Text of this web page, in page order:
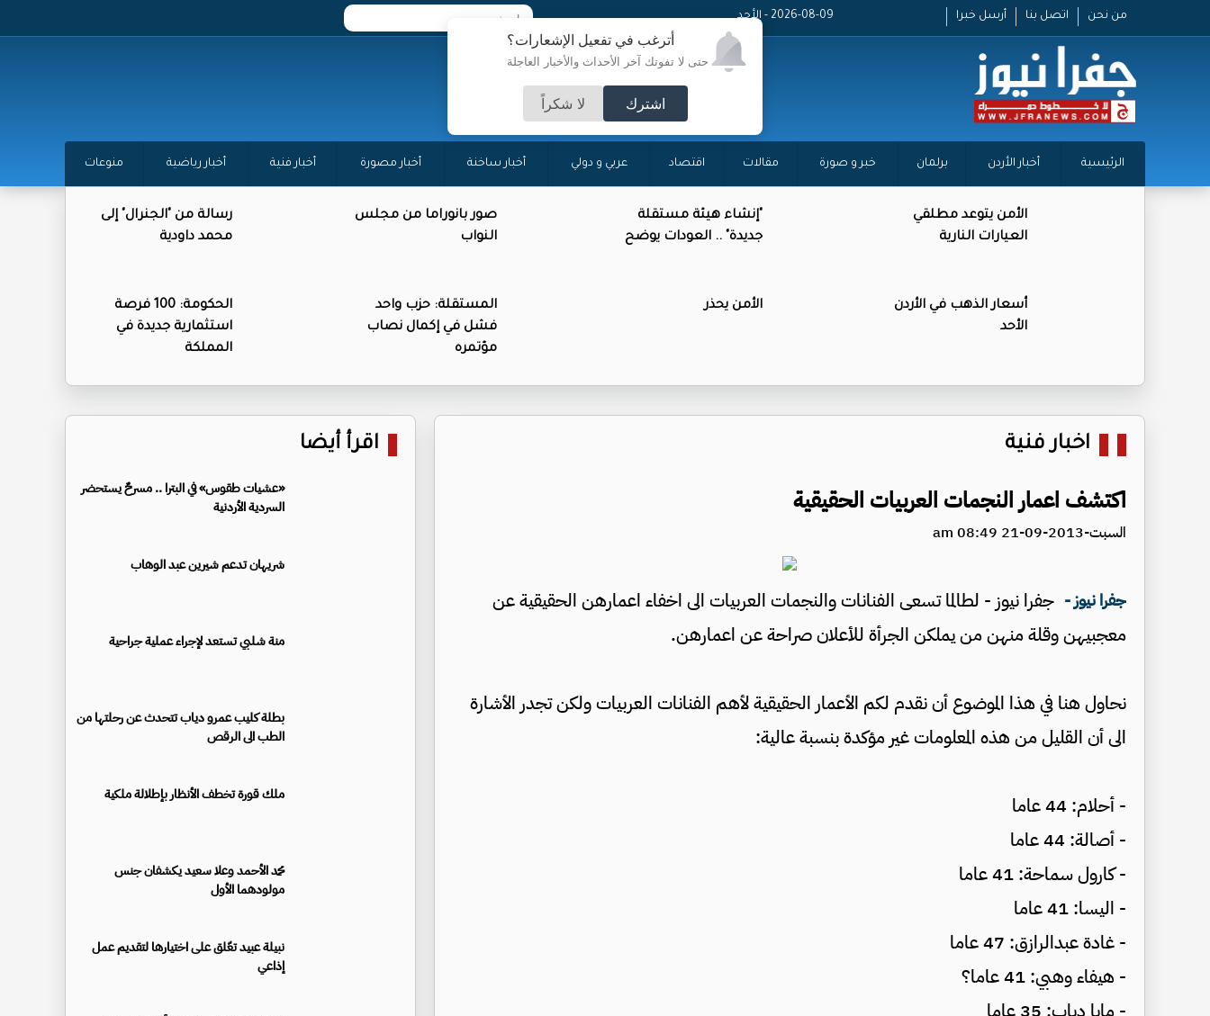
أترغب في تفعيل الإشعارات؟
حتى لا تفوتك آخر الأحداث والأخبار العاجلة
اشترك لا شكراً
من نحن اتصل بنا أرسل خبرا 2026-08-09 - الأحد
الرئيسية أخبار الأردن برلمان خبر و صورة مقالات اقتصاد عربي و دولي أخبار ساخنة أخبار مصورة أخبار فنية أخبار رياضية منوعات
الأمن يتوعد مطلقي
العيارات النارية
"إنشاء هيئة مستقلة
جديدة" .. العودات يوضح
صور بانوراما من مجلس
النواب
رسالة من "الجنرال" إلى
محمد داودية
أسعار الذهب في الأردن
الأحد
الأمن يحذر
المستقلة: حزب واحد
فشل في إكمال نصاب
مؤتمره
الحكومة: 100 فرصة
استثمارية جديدة في
المملكة
اخبار فنية
اكتشف اعمار النجمات العربيات الحقيقية
السبت-2013-09-21 08:49 am
جفرا نيوز - جفرا نيوز - لطالما تسعى الفنانات والنجمات العربيات الى اخفاء اعمارهن الحقيقية عن
معجبيهن وقلة منهن من يملكن الجرأة للأعلان صراحة عن اعمارهن.
نحاول هنا في هذا الموضوع أن نقدم لكم الأعمار الحقيقية لأهم الفنانات العربيات ولكن تجدر الأشارة
الى أن القليل من هذه المعلومات غير مؤكدة بنسبة عالية:
- أحلام: 44 عاما
- أصالة: 44 عاما
- كارول سماحة: 41 عاما
- اليسا: 41 عاما
- غادة عبدالرازق: 47 عاما
- هيفاء وهبي: 41 عاما؟
- مايا دياب: 35 عاما
اقرأ أيضا
«عشيات طقوس» في البترا .. مسرحٌ يستحضر
السردية الأردنية
شريهان تدعم شيرين عبد الوهاب
منة شلبي تستعد لإجراء عملية جراحية
بطلة كليب عمرو دياب تتحدث عن رحلتها من
الطب الى الرقص
ملك قورة تخطف الأنظار بإطلالة ملكية
محمد الأحمد وعلا سعيد يكشفان جنس
مولودهما الأول
نبيلة عبيد تعّلق على اختيارها لتقديم عمل
إذاعي